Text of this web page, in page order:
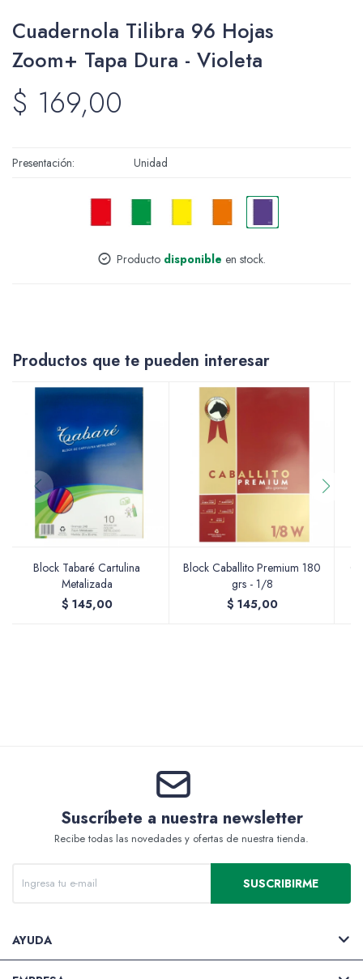
Cuadernola Tilibra 96 Hojas
Zoom+ Tapa Dura - Violeta
$ 169,00
Presentación Unidad
Producto disponible en stock.
Productos que te pueden interesar
Block Tabaré Cartulina
Metalizada
$ 145,00
Block Caballito Premium 180
grs - 1/8
$ 145,00
Suscríbete a nuestra newsletter
Recibe todas las novedades y ofertas de nuestra tienda.
SUSCRIBIRME
AYUDA
Maquillaje
Perfumería
Varios
Pinturas
Soportes Artísticos
Pinceles
Accesorios de arte